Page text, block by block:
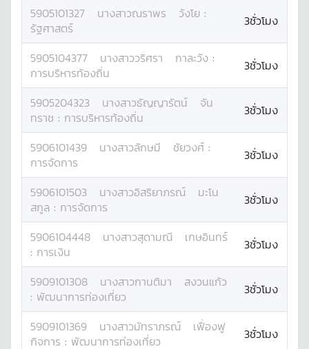
5905101327 นางสาวณราพร วังโย :
รัฐศาสตร์
3ชั่วโมง
5905104377 นางสาววริศรา กาละวัง :
การบริหารท้องถิ่น
3ชั่วโมง
5905204323 นางสาวธัญญารัตน์
จัน
ทราช : การบริหารท้องถิ่น 3ชั่วโมง
5906101439 นางสาวลักษมี ชัยวงศ์ :
การจัดการ
3ชั่วโมง
5906101503 นางสาวอิสริยาภรณ์
มะโน
สกูล : การจัดการ 3ชั่วโมง
5906104448 นางสาวสุดามณี
เกษอินทร์
: การเงิน 3ชั่วโมง
5909101308 นางสาวกานติมา
สงวนแก้ว
: พัฒนาการท่องเที่ยว 3ชั่วโมง
5909101369 นางสาวมัทราภรณ์
เฟื่องฟู
กิจการ : พัฒนาการท่องเที่ยว 3ชั่วโมง